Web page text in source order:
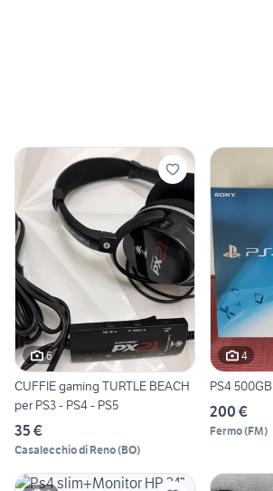
6
CUFFIE gaming TURTLE BEACH
per PS3 - PS4 - PS5
35 €
Casalecchio di Reno(BO)
4
PS4 500GB
200 €
Fermo(FM)